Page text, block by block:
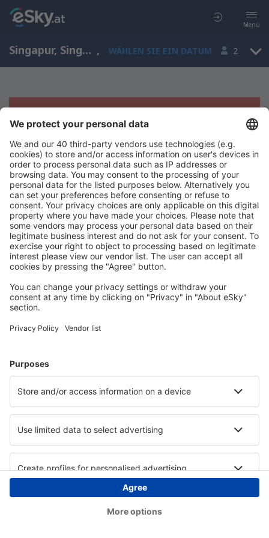
Menü
Singapur, Singapur , WÄHLEN SIE EIN DATUM 2
Es tut uns leid, wir können keine
Ergebnisse aufzeigen
Bitte starten Sie Ihre Suche erneut mit anderen Suchkriterien.
Copyright © eSky.at. Alle Rechte vorbehalten.